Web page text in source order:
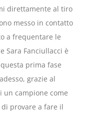
direttamente al tiro
messo in contatto
a frequentare le
Sara Fanciullacci è
prima fase
grazie al
un campione come
provare a fare il